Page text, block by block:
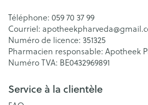
Téléphone: 059 70 37 99
Courriel: apotheekpharveda@
Numéro de licence: 351325
Pharmacien responsable: Apotheek
Numéro TVA: BE0432969891
Service à la clientèle